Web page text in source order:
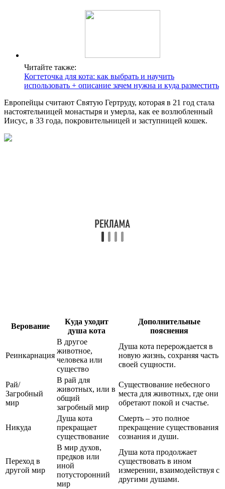
Читайте также:
Когтеточка для кота: как выбрать и научить
использовать + описание зачем нужна и куда разместить
Европейцы считают Святую Гертруду, которая в 21 год стала
настоятельницей монастыря и умерла, как ее возлюбленный
Иисус, в 33 года, покровительницей и заступницей кошек.
Верование
Куда уходит
душа кота
Дополнительные
пояснения
Реинкарнация
В другое
животное,
человека или
существо
Душа кота перерождается в
новую жизнь, сохраняя часть
своей сущности.
Рай/
Загробный
мир
В рай для
животных, или в
общий
загробный мир
Существование небесного
места для животных, где они
обретают покой и счастье.
Никуда
Душа кота
прекращает
существование
Смерть – это полное
прекращение существования
сознания и души.
Переход в
другой мир
В мир духов,
предков или
иной
потусторонний
мир
Душа кота продолжает
существовать в ином
измерении, взаимодействуя с
другими душами.